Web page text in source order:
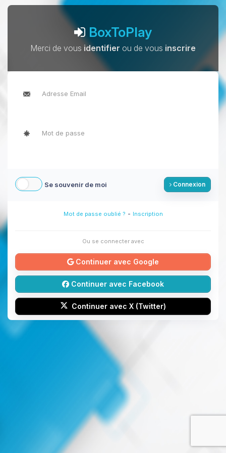
BoxToPlay
Merci de vous identifier ou de vous inscrire
Se souvenir de moi Connexion
Mot de passe oublié ? - Inscription
Ou se connecter avec
Continuer avec Google
Continuer avec Facebook
Continuer avec X (Twitter)